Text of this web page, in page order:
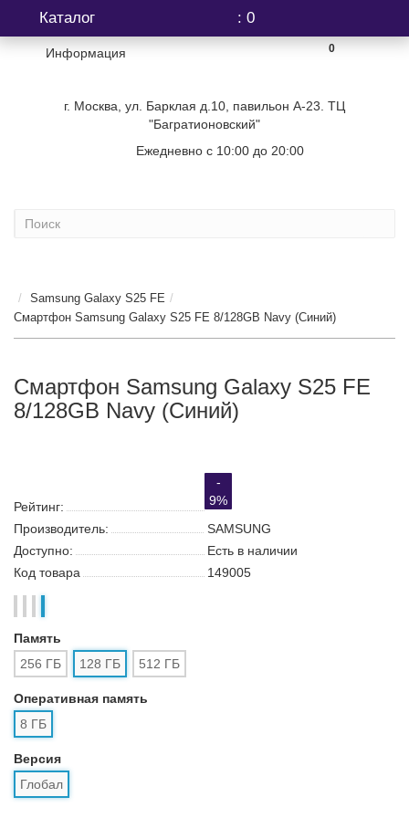
Информация 0
г. Москва, ул. Барклая д.10, павильон А-23. ТЦ
"Багратионовский"
Ежедневно с 10:00 до 20:00
Каталог : 0
Samsung Galaxy S25 FE
Смартфон Samsung Galaxy S25 FE 8/128GB Navy (Синий)
Смартфон Samsung Galaxy S25 FE
8/128GB Navy (Синий)
-
9%
Рейтинг:
Производитель:
SAMSUNG
Доступно:
Есть в наличии
Код товара
149005
Память
256 ГБ
128 ГБ 512 ГБ
Оперативная память
8 ГБ
Версия
Глобал